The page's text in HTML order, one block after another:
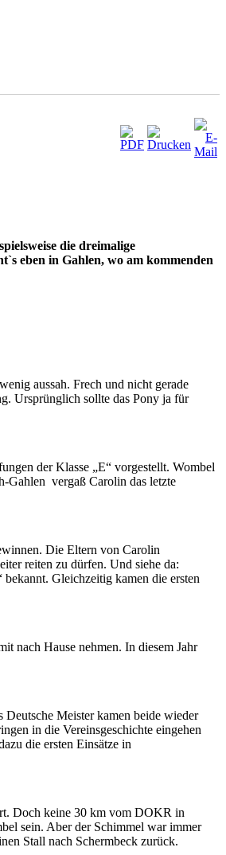
die dreimalige
eben in Gahlen, wo am kommenden
aussah. Frech und nicht gerade
Ursprünglich sollte das Pony ja für
der Klasse „E“ vorgestellt. Wombel
Gahlen vergaß Carolin das letzte
Die Eltern von Carolin
reiten zu dürfen. Und siehe da:
Gleichzeitig kamen die ersten
nach Hause nehmen. In diesem Jahr
Meister kamen beide wieder
in die Vereinsgeschichte eingehen
die ersten Einsätze in
Doch keine 30 km vom DOKR in
sein. Aber der Schimmel war immer
Stall nach Schermbeck zurück.